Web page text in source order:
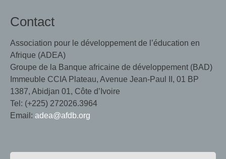
Contact
Association pour le développement de l’éducation en
Afrique (ADEA)
Groupe de la Banque africaine de développement (BAD)
Immeuble CCIA Plateau, Avenue Jean-Paul II, 01 BP
1387, Abidjan 01, Côte d’Ivoire
Tel: (+225) 272026.3964
Email: adea@afdb.org